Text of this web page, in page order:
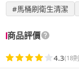
#馬桶刷衛生清潔
商品評價
4.3(18